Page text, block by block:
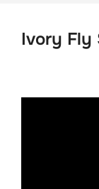
Ivory Fly